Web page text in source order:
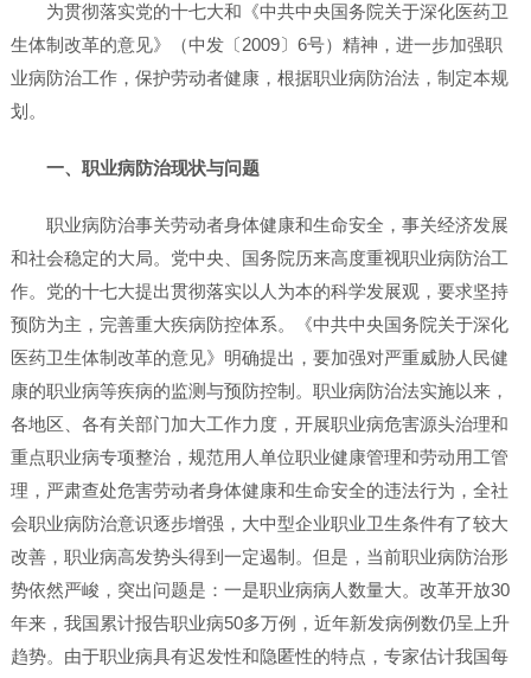
为贯彻落实党的十七大和《中共中央国务院关于深化医药卫
生体制改革的意见》（中发〔2009〕6号）精神，进一步加强职
业病防治工作，保护劳动者健康，根据职业病防治法，制定本规
划。
一、职业病防治现状与问题
职业病防治事关劳动者身体健康和生命安全，事关经济发展
和社会稳定的大局。党中央、国务院历来高度重视职业病防治工
作。党的十七大提出贯彻落实以人为本的科学发展观，要求坚持
预防为主，完善重大疾病防控体系。《中共中央国务院关于深化
医药卫生体制改革的意见》明确提出，要加强对严重威胁人民健
康的职业病等疾病的监测与预防控制。职业病防治法实施以来，
各地区、各有关部门加大工作力度，开展职业病危害源头治理和
重点职业病专项整治，规范用人单位职业健康管理和劳动用工管
理，严肃查处危害劳动者身体健康和生命安全的违法行为，全社
会职业病防治意识逐步增强，大中型企业职业卫生条件有了较大
改善，职业病高发势头得到一定遏制。但是，当前职业病防治形
势依然严峻，突出问题是：一是职业病病人数量大。改革开放30
年来，我国累计报告职业病50多万例，近年新发病例数仍呈上升
趋势。由于职业病具有迟发性和隐匿性的特点，专家估计我国每